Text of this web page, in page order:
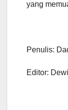
yang
Penulis:
Editor: